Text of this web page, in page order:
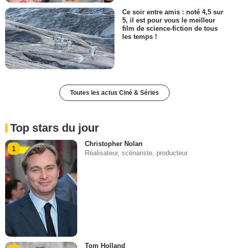
Ce soir entre amis : noté 4,5 sur
5, il est pour vous le meilleur
film de science-fiction de tous
les temps !
Toutes les actus Ciné & Séries
Top stars du jour
1
Christopher Nolan
Réalisateur, scénariste, producteur
Tom Holland